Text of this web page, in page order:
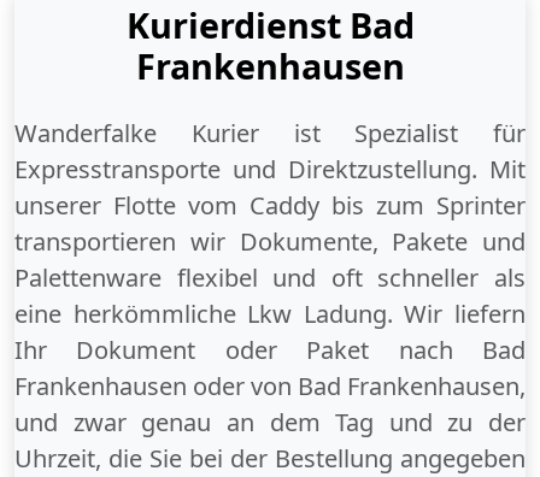
Kurierdienst Bad
Frankenhausen
Wanderfalke Kurier ist Spezialist für
Expresstransporte und Direktzustellung. Mit
unserer Flotte vom Caddy bis zum Sprinter
transportieren wir Dokumente, Pakete und
Palettenware flexibel und oft schneller als
eine herkömmliche Lkw Ladung. Wir liefern
Ihr Dokument oder Paket nach Bad
Frankenhausen odervon Bad Frankenhausen,
und zwar genau an dem Tag und zu der
Uhrzeit, die Sie bei der Bestellung angegeben